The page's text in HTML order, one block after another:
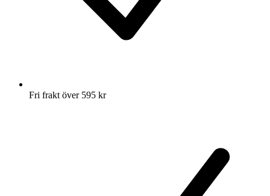
Fri frakt över 595 kr